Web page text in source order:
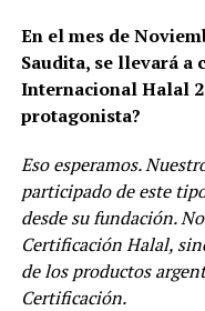
En el mes de
Saudita, se llevará a
Internacional Halal
protagonista?
Eso esperamos.
participado de este
desde su fundación.
Certificación Halal,
de los productos
Certificación.